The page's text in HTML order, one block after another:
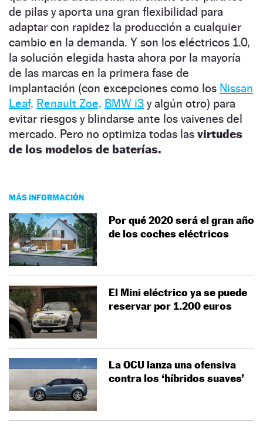
de pilas y aporta una gran flexibilidad para
adaptar con rapidez la producción a cualquier
cambio en la demanda. Y son los eléctricos 1.0,
la solución elegida hasta ahora por la mayoría
de las marcas en la primera fase de
implantación (con excepciones como los Nissan
Leaf, Renault Zoe, BMW i3 y algún otro) para
evitar riesgos y blindarse ante los vaivenes del
mercado. Pero no optimiza todas las virtudes
de los modelos de baterías.
MÁS INFORMACIÓN
Por qué 2020 será el gran año
de los coches eléctricos
El Mini eléctrico ya se puede
reservar por 1.200 euros
La OCU lanza una ofensiva
contra los ‘híbridos suaves’